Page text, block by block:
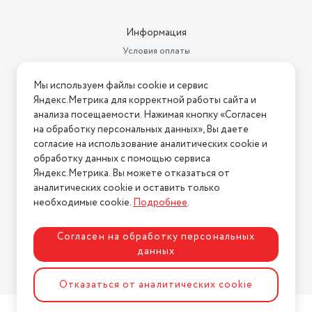
Информация
Условия оплаты
Условия возврата
Нашли ошибку на сайте? Напишите нам
2026 © Интернет-магазин "АстМаркет". У нас есть всё!
Политика конфиденциальности
Разработка сайтаASTDESIGN
Мы используем файлы cookie и сервис
Яндекс.Метрика для корректной работы сайта и
анализа посещаемости. Нажимая кнопку «Согласен
на обработку персональных данных», Вы даете
согласие на использование аналитических cookie и
обработку данных с помощью сервиса
Яндекс.Метрика. Вы можете отказаться от
аналитических cookie и оставить только
необходимые cookie.Подробнее.
Согласен на обработку персональных
данных
Отказаться от аналитических cookie